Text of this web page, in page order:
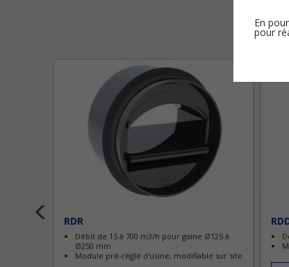
RDR
Débit de 15 à 700 m3/h pour gaine Ø125 à
Ø250 mm
Module pré-réglé d'usine, modifiable sur site
En
pour